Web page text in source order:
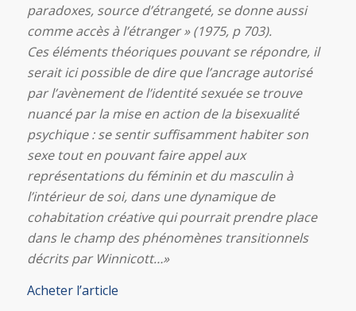
paradoxes, source d’étrangeté, se donne aussi
comme accès à l’étranger » (1975, p 703).
Ces éléments théoriques pouvant se répondre, il
serait ici possible de dire que l’ancrage autorisé
par l’avènement de l’identité sexuée se trouve
nuancé par la mise en action de la bisexualité
psychique : se sentir suffisamment habiter son
sexe tout en pouvant faire appel aux
représentations du féminin et du masculin à
l’intérieur de soi, dans une dynamique de
cohabitation créative qui pourrait prendre place
dans le champ des phénomènes transitionnels
décrits par Winnicott…»
Acheter l’article